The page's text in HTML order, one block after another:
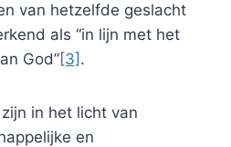
van hetzelfde geslacht
als “in lijn met het
God”[3] .
in het licht van
en